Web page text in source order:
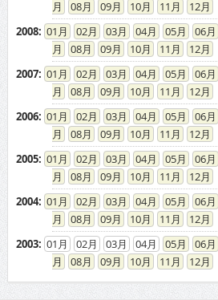
01 02 03 04 05 06
08
09 10 11
12
01 02 03 04 05 06
08
09 10 11
12
01 02 03 04 05 06
08
09 10 11
12
01 02 03 04 05 06
08
09 10 11
12
01 02 03 04 05 06
08
09 10 11
12
01 02 03 04 05 06
08
09 10 11 12